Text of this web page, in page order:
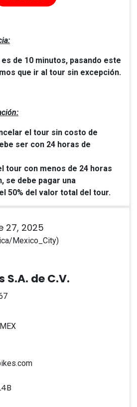
de 10 minutos, pasando este
que ir al tour sin excepción.
el tour sin costo de
ser con 24 horas de
tour con menos de 24 horas
se debe pagar una
50% del valor total del tour.
27, 2025
Mexico_City)
S.A. de C.V.